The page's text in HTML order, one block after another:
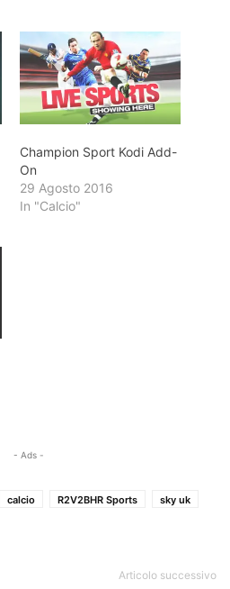
Champion Sport Kodi Add-
On
29 Agosto 2016
In "Calcio"
- Ads -
calcio R2V2BHR Sports
sky uk
Articolo successivo